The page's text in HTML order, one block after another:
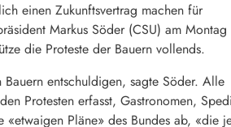
einen Zukunftsvertrag machen für
Markus Söder (CSU) am Montag
die Proteste der Bauern vollends.
entschuldigen, sagte Söder. Alle
Protesten erfasst, Gastronomen,
«etwaigen Pläne» des Bundes ab, «die